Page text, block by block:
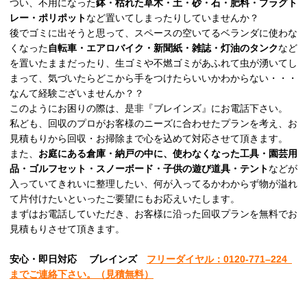
つい、不用になった鉢・枯れた草木・土・砂・石・肥料・プラグト
レー・ポリポットなど置いてしまったりしていませんか？
後でゴミに出そうと思って、スペースの空いてるベランダに使わな
くなった自転車・エアロバイク・新聞紙・雑誌・灯油のタンクなど
を置いたままだったり、生ゴミや不燃ゴミがあふれて虫が湧いてし
まって、気づいたらどこから手をつけたらいいかわからない・・・
なんて経験ございませんか？？
このようにお困りの際は、是非『ブレインズ』にお電話下さい。
私ども、回収のプロがお客様のニーズに合わせたプランを考え、お
見積もりから回収・お掃除まで心を込めて対応させて頂きます。
また、 お庭にある倉庫・納戸の中に、使わなくなった工具・園芸用
品・ゴルフセット・スノーボード・子供の遊び道具・テントなどが
入っていてきれいに整理したい、何が入ってるかわからず物が溢れ
て片付けたいといったご要望にもお応えいたします。
まずはお電話していただき、お客様に沿った回収プランを無料でお
見積もりさせて頂きます。
安心・即日対応 ブレインズ フリーダイヤル：0120-771–224
までご連絡下さい。
（見積無料）